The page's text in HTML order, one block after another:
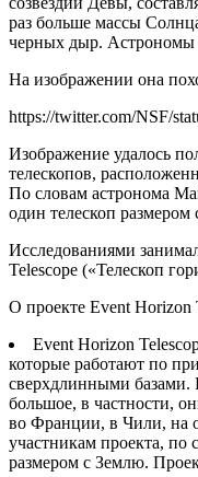
раз больше массы
черных дыр. Астрономы
На изображении она
https://twitter.com/NSF/
Изображение удалось
телескопов,
По словам астронома
один телескоп размером
Исследованиями
Telescope («Телескоп
О проекте Event Horizon
Event Horizon
которые работают по
сверхдлинными базами.
большое, в частности,
во Франции, в Чили, на
участникам проекта, по
размером с Землю.